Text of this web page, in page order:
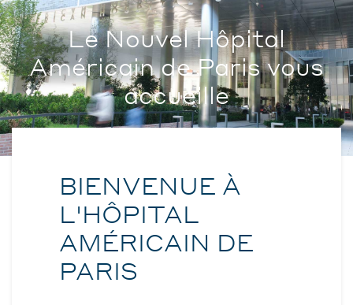
Le Nouvel Hôpital
Américain de Paris vous
accueille
BIENVENUE À
L'HÔPITAL
AMÉRICAIN DE
PARIS